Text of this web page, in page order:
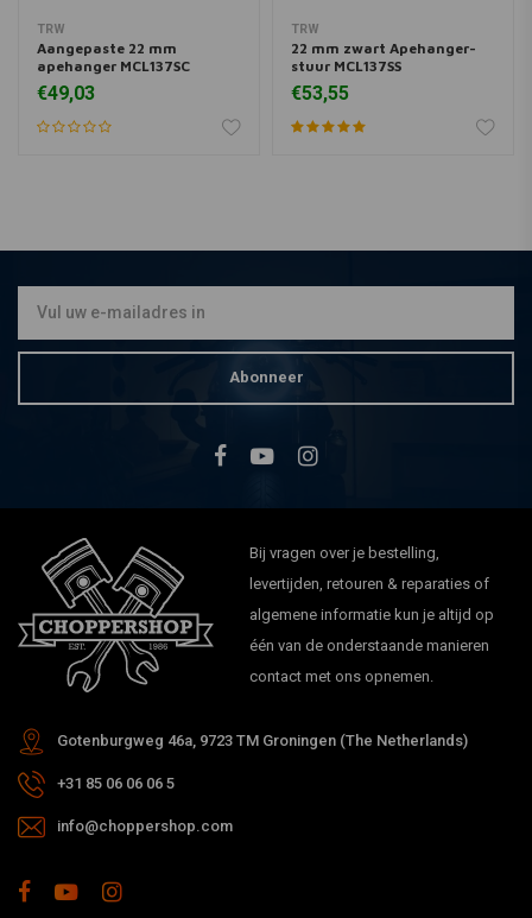
TRW
Aangepaste 22 mm
apehanger MCL137SC
€49,03
TRW
22 mm zwart Apehanger-
stuur MCL137SS
€53,55
Abonneer
Bij vragen over je bestelling,
levertijden, retouren & reparaties of
algemene informatie kun je altijd op
één van de onderstaande manieren
contact met ons opnemen.
Gotenburgweg 46a, 9723 TM Groningen (The Netherlands)
+31 85 06 06 06 5
info@choppershop.com